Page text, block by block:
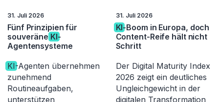
31. Juli 2026
Fünf Prinzipien für
souveräne KI-
Agentensysteme
KI-Agenten übernehmen
zunehmend
Routineaufgaben,
unterstützen
31. Juli 2026
KI-Boom in Europa, doch
Content-Reife hält nicht
Schritt
Der Digital Maturity Index
2026 zeigt ein deutliches
Ungleichgewicht in der
digitalen Transformation